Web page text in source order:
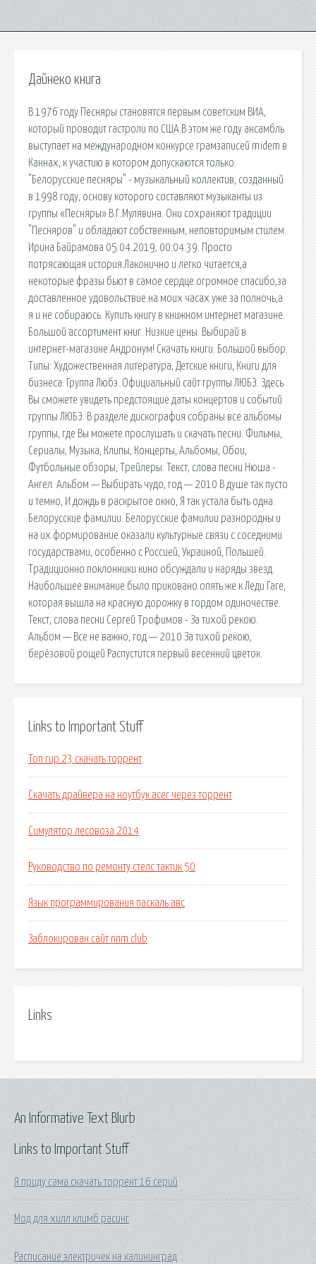
Дайнеко книга
В 1976 году Песняры становятся первым советским ВИА,
который проводит гастроли по США.В этом же году ансамбль
выступает на международном конкурсе грамзаписей midem в
Каннах, к участию в котором допускаются только.
"Белорусские песняры" - музыкальный коллектив, созданный
в 1998 году, основу которого составляют музыканты из
группы «Песняры» В.Г.Мулявина. Они сохраняют традиции
"Песняров" и обладают собственным, неповторимым стилем.
Ирина Байрамова 05.04.2019, 00:04:39. Просто
потрясающая история.Лаконично и легко читается,а
некоторые фразы бьют в самое сердце.огромное спасибо,за
доставленное удовольствие.на моих часах уже за полночь,а
я и не собираюсь. Купить книгу в книжном интернет магазине.
Большой ассортимент книг. Низкие цены. Выбирай в
интернет-магазине Андронум! Скачать книги. Большой выбор.
Типы: Художественная литература, Детские книги, Книги для
бизнеса. Группа Любэ. Официальный сайт группы ЛЮБЭ. Здесь
Вы сможете увидеть предстоящие даты концертов и событий
группы ЛЮБЭ. В разделе дискография собраны все альбомы
группы, где Вы можете прослушать и скачать песни. Фильмы,
Сериалы, Музыка, Клипы, Концерты, Альбомы, Обои,
Футбольные обзоры, Трейлеры. Текст, слова песни Нюша -
Ангел. Альбом — Выбирать чудо, год — 2010 В душе так пусто
и темно, И дождь в раскрытое окно, Я так устала быть одна.
Белорусские фамилии. Белорусские фамилии разнородны и
на их формирование оказали культурные связи с соседними
государствами, особенно с Россией, Украиной, Польшей.
Традиционно поклонники кино обсуждали и наряды звезд.
Наибольшее внимание было приковано опять же к Леди Гаге,
которая вышла на красную дорожку в гордом одиночестве.
Текст, слова песни Сергей Трофимов - За тихой рекою.
Альбом — Все не важно, год — 2010 За тихой рекою,
берёзовой рощей Распустится первый весенний цветок.
Links to Important Stuff
Топ гир 23 скачать торрент
Скачать драйвера на ноутбук acer через торрент
Симулятор лесовоза 2014
Руководство по ремонту стелс тактик 50
Язык программирования паскаль авс
Заблокирован сайт nnm club
Links
Links to Important Stuff
Я приду сама скачать торрент 16 серий
Мод для хилл климб расинг
Расписание электричек на калининград
An Informative Text Blurb